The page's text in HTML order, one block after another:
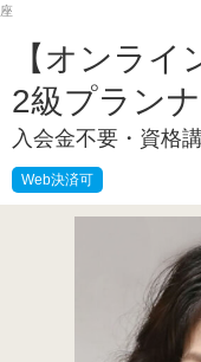
座
【オンライ
2級プラン
入会金不要・資格
Web決済可